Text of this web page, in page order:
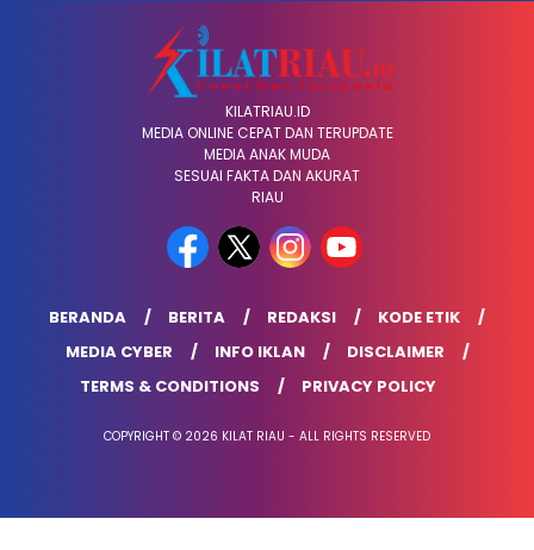
KILATRIAU.ID
MEDIA ONLINE CEPAT DAN TERUPDATE
MEDIA ANAK MUDA
SESUAI FAKTA DAN AKURAT
RIAU
BERANDA BERITA REDAKSI
KODE ETIK
MEDIA CYBER
INFO IKLAN
DISCLAIMER
TERMS & CONDITIONS
PRIVACY POLICY
COPYRIGHT © 2026 KILAT RIAU - ALL RIGHTS RESERVED